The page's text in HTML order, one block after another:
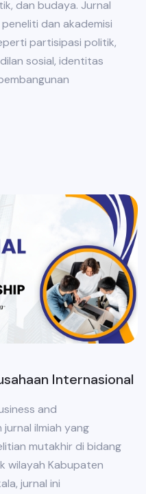
dan budaya. Jurnal
dan akademisi
partisipasi politik,
sosial, identitas
Internasional
and
ilmiah yang
mutakhir di bidang
wilayah Kabupaten
jurnal ini